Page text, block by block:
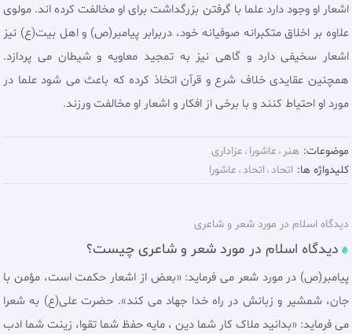
اشعار او وجود دارد علما با گرفتن بزرگداشت برای او مخالفت کرده اند. مولوی
علاوه بر اخلاق متکبرانه صوفیانه خود، دربرابر پیامبر(ص) و اهل بیت(ع) نیز
اشعار سخیفی دارد و گاهی نیز به تمجید معاویه و شیطان می پردازد.
همچنین عقایدی خلاف شرع و قرآن اتخاذ کرده که باعث می شود علما در
مورد او احتیاط کنند و با برخی از افکار و اشعار او مخالفت ورزند.
موضوعات: هنر عاشورا عزاداری
کلیدواژه ها: اتحاد اتحاد عاشورا
دیدگاه اسلام در مورد شعر و شاعرى
دیدگاه اسلام در مورد شعر و شاعرى چیست؟
پیامبر(ص) در مورد شعر می فرماید: «بعض از اشعار حکمت است، مؤمن با
جان، شمشیر و زبانش در راه خدا جهاد مى کند». حضرت علی(ع) به شعرا
می فرماید: «بدانید ملاک کار شما دین ، مایه حفظ شما تقوا، زینت شما ادب